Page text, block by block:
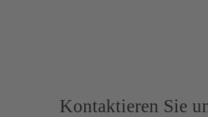
Kontaktieren Sie